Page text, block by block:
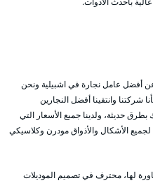
أفضل عامل نجارة في اشبيلية ونحن
شركتنا وانتقينا أفضل النجارين
حديثة، ولدينا جميع الأسعار التي
الأشكال والأذواق مودرن وكلاسيكي
لها، محترف في تصميم الموديلات